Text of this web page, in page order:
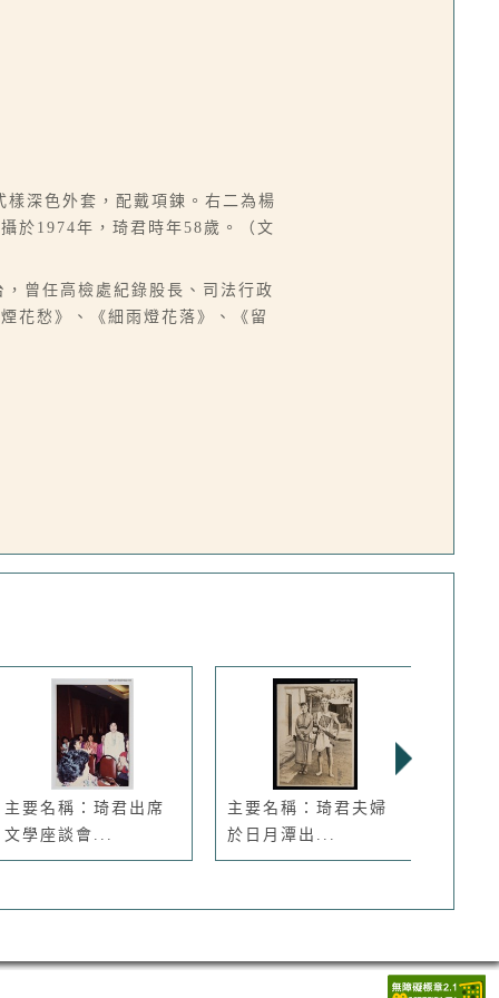
深色外套，配戴項鍊。右二為楊
於1974年，琦君時年58歲。（文
曾任高檢處紀錄股長、司法行政
花愁》、《細雨燈花落》、《留
主要名稱：琦君出席
文學座談會...
主要名稱：琦君夫婦
於日月潭出...